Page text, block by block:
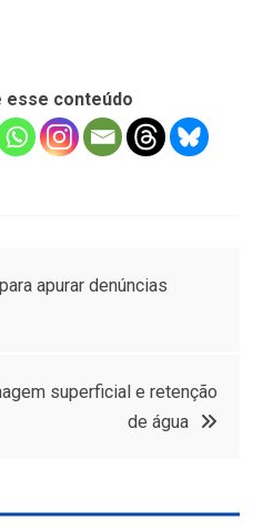
esse conteúdo
apurar denúncias
superficial e retenção
de água